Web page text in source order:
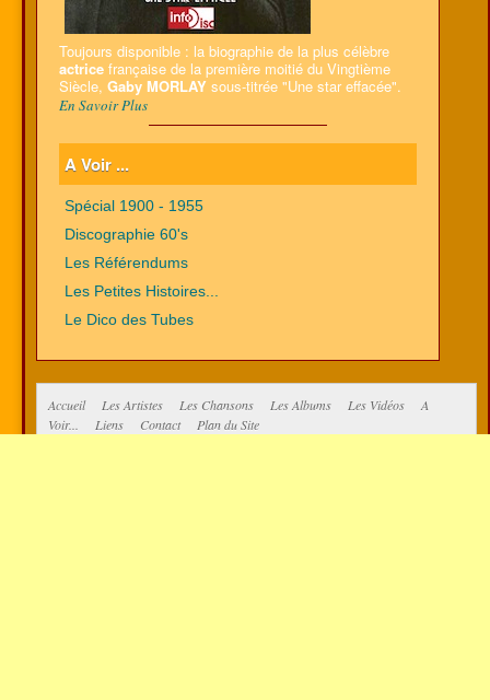
Toujours disponible : la biographie de la plus célèbre
actrice française de la première moitié du Vingtième
Siècle, Gaby MORLAY sous-titrée "Une star effacée".
En Savoir Plus
A Voir ...
Spécial 1900 - 1955
Discographie 60's
Les Référendums
Les Petites Histoires...
Le Dico des Tubes
Accueil Les Artistes Les Chansons Les Albums Les Vidéos
A
Voir...
Liens Contact Plan du Site